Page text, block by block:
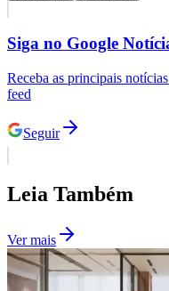
Siga no Google
Receba as principais
feed
Seguir
Leia Também
Ver mais